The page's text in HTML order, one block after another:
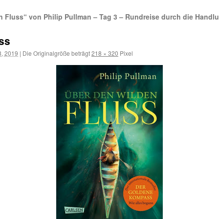
Fluss“ von Philip Pullman – Tag 3 – Rundreise durch die
2019 | Die Originalgröße beträgt218 × 320 Pixel